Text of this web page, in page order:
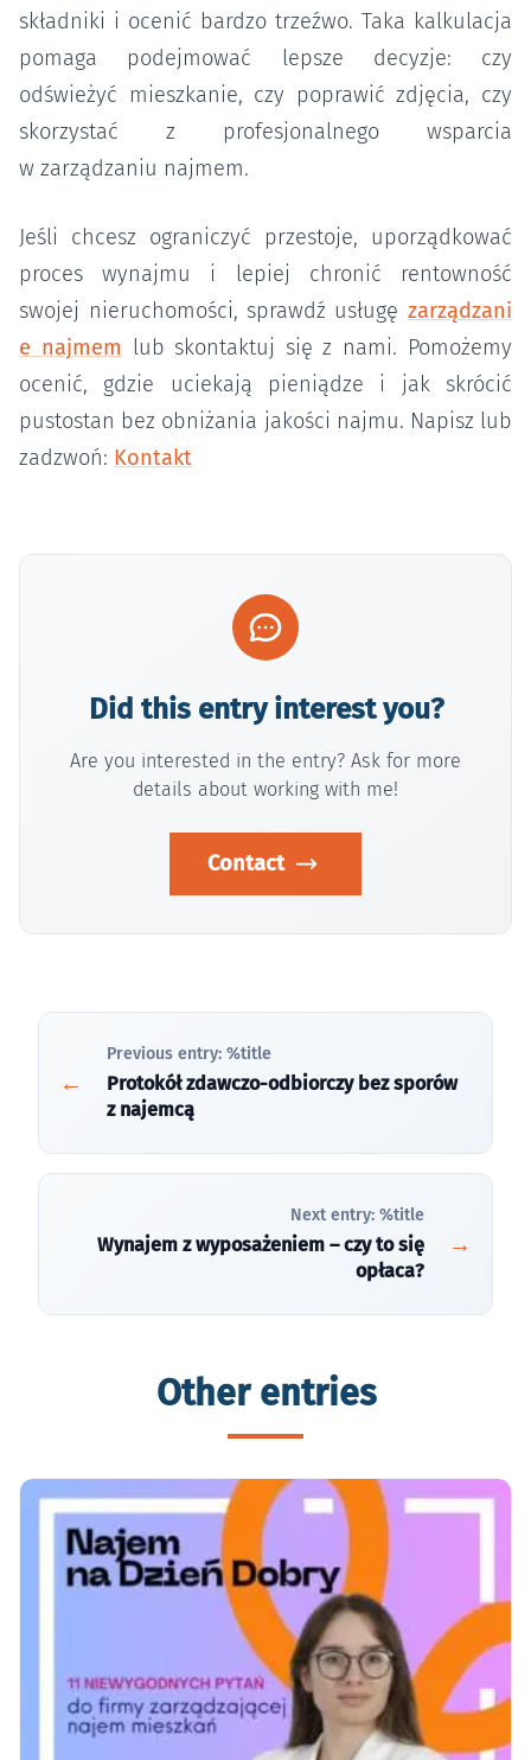
składniki i ocenić bardzo trzeźwo. Taka kalkulacja
pomaga podejmować lepsze decyzje: czy
odświeżyć mieszkanie, czy poprawić zdjęcia, czy
skorzystać z profesjonalnego wsparcia
w zarządzaniu najmem.
Jeśli chcesz ograniczyć przestoje, uporządkować
proces wynajmu i lepiej chronić rentowność
swojej nieruchomości, sprawdź usługę zarządzani
e najmem lub skontaktuj się z nami. Pomożemy
ocenić, gdzie uciekają pieniądze i jak skrócić
pustostan bez obniżania jakości najmu. Napisz lub
zadzwoń: Kontakt
Did this entry interest you?
Are you interested in the entry? Ask for more
details about working with me!
Contact
Previous entry: %title
Protokół zdawczo-odbiorczy bez sporów
z najemcą
Next entry: %title
Wynajem z wyposażeniem – czy to się
opłaca?
Other entries